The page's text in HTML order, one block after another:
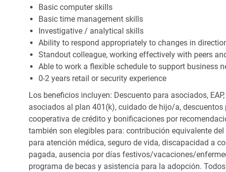
Basic computer skills
Basic time management skills
Investigative / analytical skills
Ability to respond appropriately to changes in
Standout colleague, working effectively with peers
Able to work a flexible schedule to support business
0-2 years retail or security experience
Los beneficios incluyen: Descuento para asociados,
asociados al plan 401(k), cuidado de hijo/a,
cooperativa de crédito y bonificaciones por
también son elegibles para: contribución equivalente
para atención médica, seguro de vida, discapacidad a
pagada, ausencia por días festivos/vacaciones/
programa de becas y asistencia para la adopción.